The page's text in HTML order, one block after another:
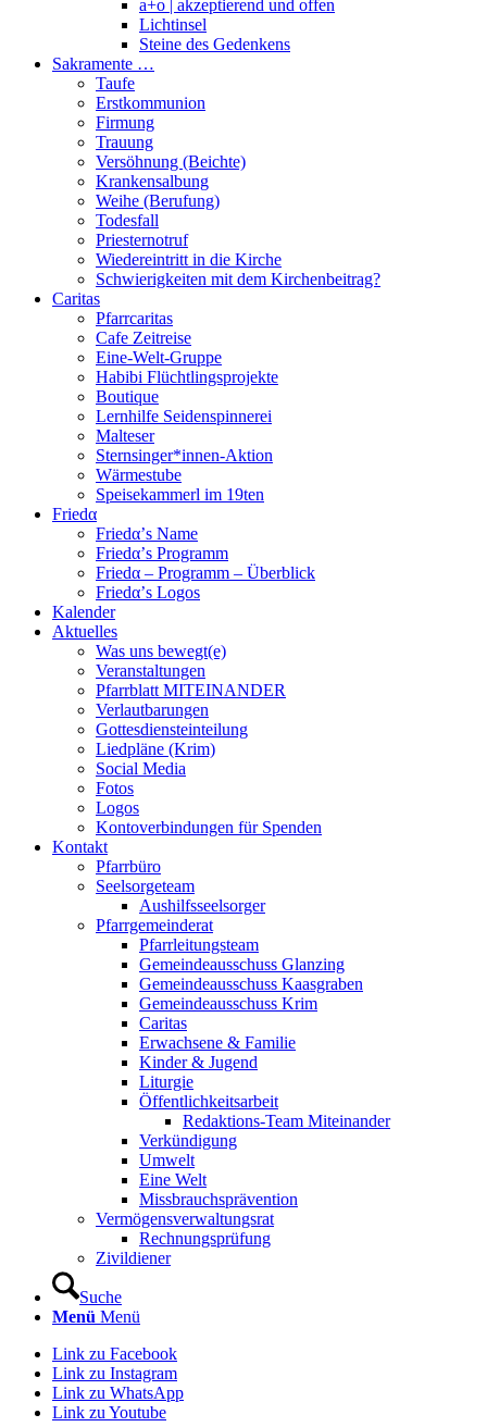
a+o | akzeptierend und offen
Lichtinsel
Steine des Gedenkens
Sakramente …
Taufe
Erstkommunion
Firmung
Trauung
Versöhnung (Beichte)
Krankensalbung
Weihe (Berufung)
Todesfall
Priesternotruf
Wiedereintritt in die Kirche
Schwierigkeiten mit dem Kirchenbeitrag?
Caritas
Pfarrcaritas
Cafe Zeitreise
Eine-Welt-Gruppe
Habibi Flüchtlingsprojekte
Boutique
Lernhilfe Seidenspinnerei
Malteser
Sternsinger*innen-Aktion
Wärmestube
Speisekammerl im 19ten
Friedα
Friedα’s Name
Friedα’s Programm
Friedα – Programm – Überblick
Friedα’s Logos
Kalender
Aktuelles
Was uns bewegt(e)
Veranstaltungen
Pfarrblatt MITEINANDER
Verlautbarungen
Gottesdiensteinteilung
Liedpläne (Krim)
Social Media
Fotos
Logos
Kontoverbindungen für Spenden
Kontakt
Pfarrbüro
Seelsorgeteam
Aushilfsseelsorger
Pfarrgemeinderat
Pfarrleitungsteam
Gemeindeausschuss Glanzing
Gemeindeausschuss Kaasgraben
Gemeindeausschuss Krim
Caritas
Erwachsene & Familie
Kinder & Jugend
Liturgie
Öffentlichkeitsarbeit
Redaktions-Team Miteinander
Verkündigung
Umwelt
Eine Welt
Missbrauchsprävention
Vermögensverwaltungsrat
Rechnungsprüfung
Zivildiener
Suche
Menü Menü
Link zu Facebook
Link zu Instagram
Link zu WhatsApp
Link zu Youtube